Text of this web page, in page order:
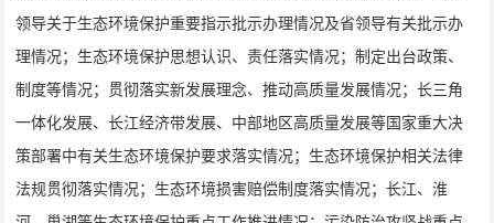
领导关于生态环境保护重要指示批示办理情况及省领导有关批示办
理情况；生态环境保护思想认识、责任落实情况；制定出台政策、
制度等情况；贯彻落实新发展理念、推动高质量发展情况；长三角
一体化发展、长江经济带发展、中部地区高质量发展等国家重大决
策部署中有关生态环境保护要求落实情况；生态环境保护相关法律
法规贯彻落实情况；生态环境损害赔偿制度落实情况；长江、淮